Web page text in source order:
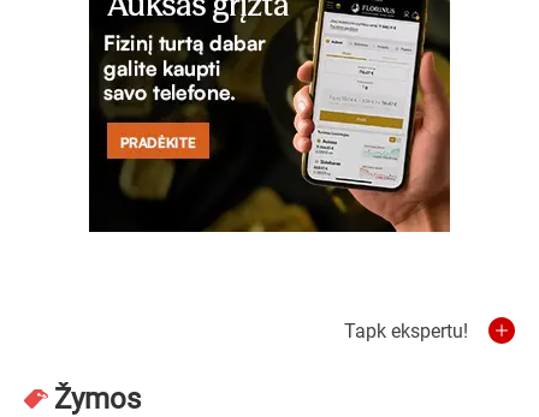
Tapk ekspertu!
Žymos